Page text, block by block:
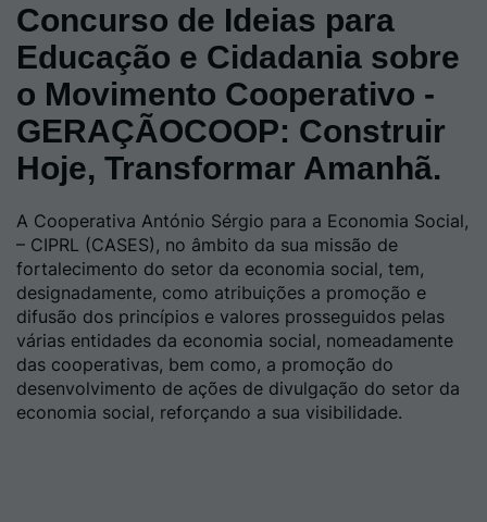
Concurso de Ideias para
Educação e Cidadania sobre
o Movimento Cooperativo -
GERAÇÃOCOOP: Construir
Hoje, Transformar Amanhã.
A Cooperativa António Sérgio para a Economia Social,
– CIPRL (CASES), no âmbito da sua missão de
fortalecimento do setor da economia social, tem,
designadamente, como atribuições a promoção e
difusão dos princípios e valores prosseguidos pelas
várias entidades da economia social, nomeadamente
das cooperativas, bem como, a promoção do
desenvolvimento de ações de divulgação do setor da
economia social, reforçando a sua visibilidade.